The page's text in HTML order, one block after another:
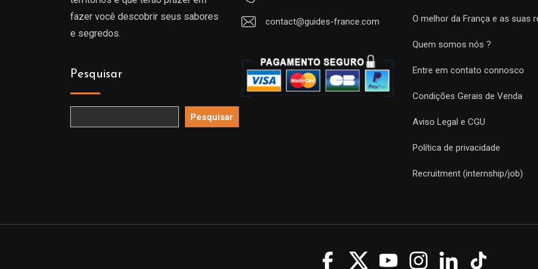
fazer você descobrir seus sabores
e segredos.
Pesquisar
Pesquisar
contact@guides-france.com O melhor da França e as suas
Quem somos nós ?
Entre em contato connosco
Condições Gerais de Venda
Aviso Legal e CGU
Política de privacidade
Recruitment (internship/job)